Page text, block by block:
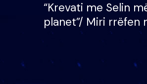
“Krevati me Selin
planet”/ Miri
bukura në shtëpinë